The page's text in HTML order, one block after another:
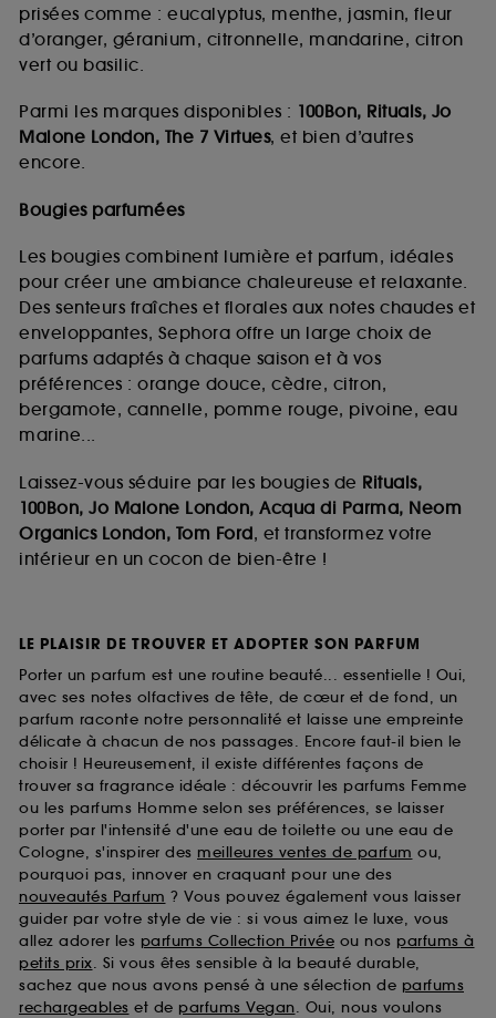
prisées comme : eucalyptus, menthe, jasmin, fleur
d’oranger, géranium, citronnelle, mandarine, citron
vert ou basilic.
Parmi les marques disponibles : 100Bon, Rituals, Jo
Malone London, The 7 Virtues, et bien d’autres
encore.
Bougies parfumées
Les bougies combinent lumière et parfum, idéales
pour créer une ambiance chaleureuse et relaxante.
Des senteurs fraîches et florales aux notes chaudes et
enveloppantes, Sephora offre un large choix de
parfums adaptés à chaque saison et à vos
préférences : orange douce, cèdre, citron,
bergamote, cannelle, pomme rouge, pivoine, eau
marine...
Laissez-vous séduire par les bougies de Rituals,
100Bon, Jo Malone London, Acqua di Parma, Neom
Organics London, Tom Ford, et transformez votre
intérieur en un cocon de bien-être !
LE PLAISIR DE TROUVER ET ADOPTER SON PARFUM
Porter un parfum est une routine beauté... essentielle ! Oui,
avec ses notes olfactives de tête, de cœur et de fond, un
parfum raconte notre personnalité et laisse une empreinte
délicate à chacun de nos passages. Encore faut-il bien le
choisir ! Heureusement, il existe différentes façons de
trouver sa fragrance idéale : découvrir les parfums Femme
ou les parfums Homme selon ses préférences, se laisser
porter par l'intensité d'une eau de toilette ou une eau de
Cologne, s'inspirer des meilleures ventes de parfum ou,
pourquoi pas, innover en craquant pour une des
nouveautés Parfum ? Vous pouvez également vous laisser
guider par votre style de vie : si vous aimez le luxe, vous
allez adorer les parfums Collection Privée ou nos parfums à
petits prix. Si vous êtes sensible à la beauté durable,
sachez que nous avons pensé à une sélection de parfums
rechargeables et de parfums Vegan. Oui, nous voulons